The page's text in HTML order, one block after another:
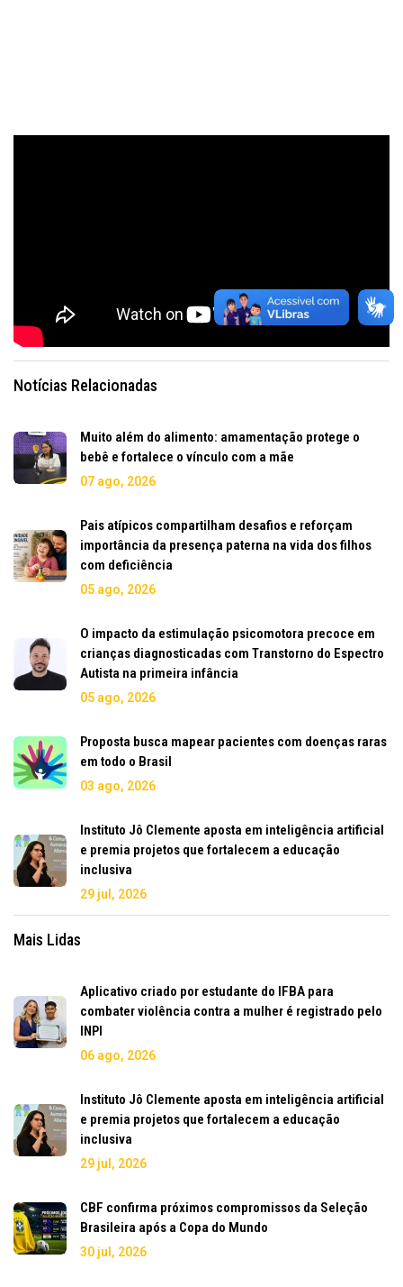
Notícias Relacionadas
Muito além do alimento: amamentação protege o
bebê e fortalece o vínculo com a mãe
07 ago, 2026
Pais atípicos compartilham desafios e reforçam
importância da presença paterna na vida dos filhos
com deficiência
05 ago, 2026
O impacto da estimulação psicomotora precoce em
crianças diagnosticadas com Transtorno do Espectro
Autista na primeira infância
05 ago, 2026
Proposta busca mapear pacientes com doenças raras
em todo o Brasil
03 ago, 2026
Instituto Jô Clemente aposta em inteligência artificial
e premia projetos que fortalecem a educação
inclusiva
29 jul, 2026
Mais Lidas
Aplicativo criado por estudante do IFBA para
combater violência contra a mulher é registrado pelo
INPI
06 ago, 2026
Instituto Jô Clemente aposta em inteligência artificial
e premia projetos que fortalecem a educação
inclusiva
29 jul, 2026
CBF confirma próximos compromissos da Seleção
Brasileira após a Copa do Mundo
30 jul, 2026